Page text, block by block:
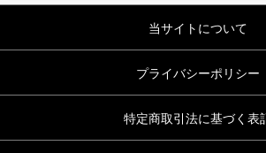
当サイトについて
プライバシーポリシー
特定商取引法に基づく表